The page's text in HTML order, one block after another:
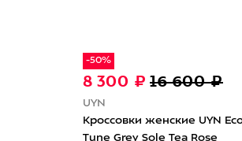
-50%
8 300 ₽ 16 600 ₽
UYN
Кроссовки женские UYN
Tune Grey Sole Tea Rose